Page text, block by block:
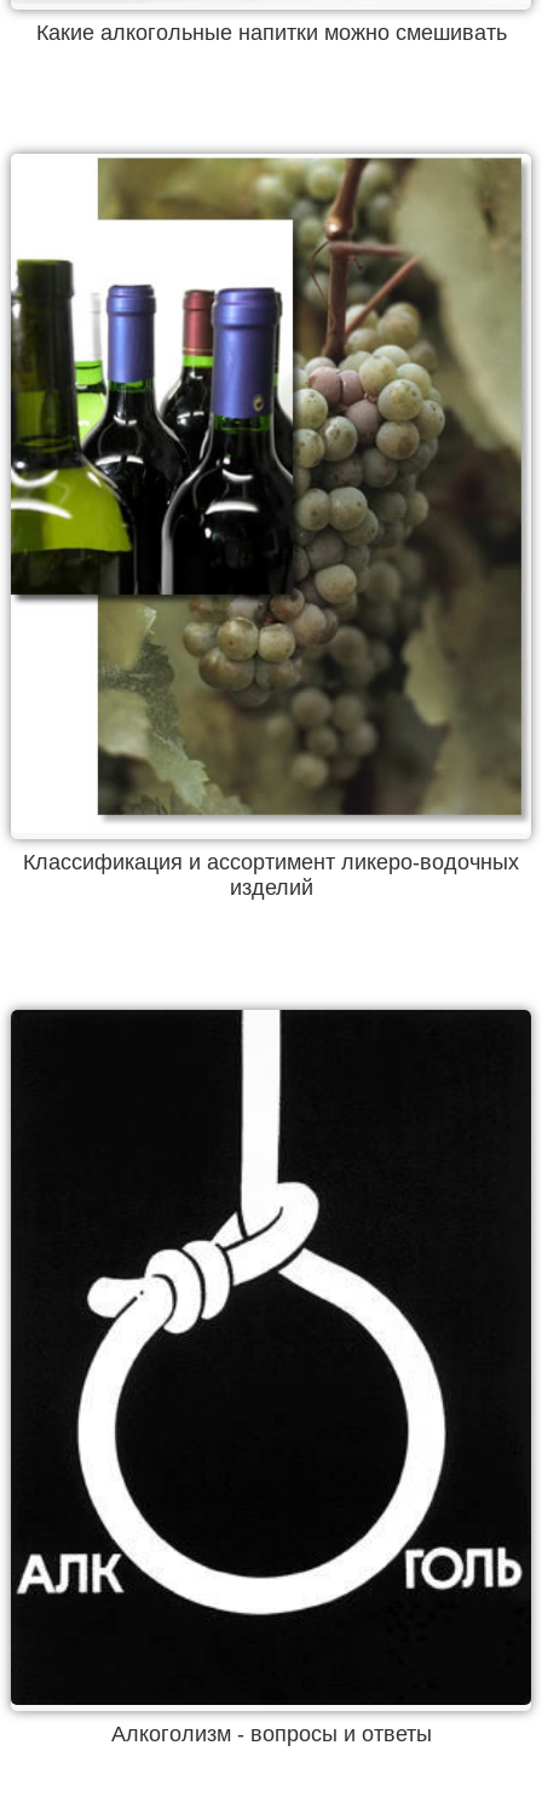
Какие алкогольные напитки можно смешивать
Классификация и ассортимент ликеро-водочных
изделий
Алкоголизм - вопросы и ответы